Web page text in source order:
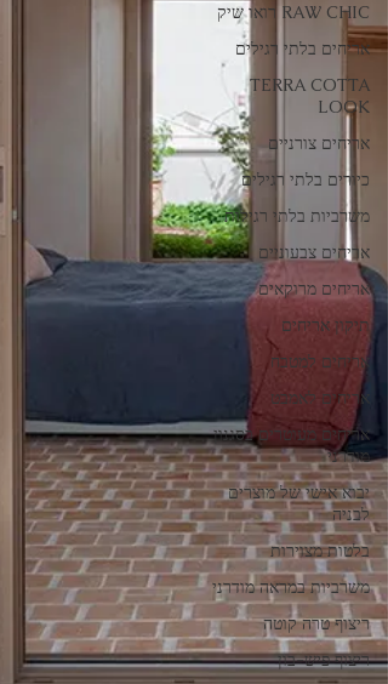
RAW CHIC רואו שיק
אריחים בלתי רגילים
TERRA COTTA
LOOK
אריחים צורניים
כיורים בלתי רגילים
משרביות בלתי רגילות
אריחים צבעוניים
אריחים מרוקאים
תיקון אריחים
אריחים למטבח
אריחים לאמבט
אריחים מעוטרים בסגנון
מודרני
יבוא אישי של מוצרים
לבניה
בלטות מצוירות
משרביות במראה מודרני
ריצוף טרה קוטה
ריצוף פיש-בון